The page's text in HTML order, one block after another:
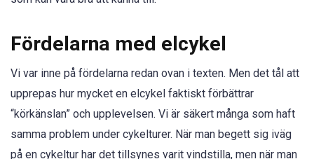
Fördelarna med elcykel
Vi var inne på fördelarna redan ovan i texten. Men det tål att
upprepas hur mycket en elcykel faktiskt förbättrar
“körkänslan” och upplevelsen. Vi är säkert många som haft
samma problem under cykelturer. När man begett sig iväg
på en cykeltur har det tillsynes varit vindstilla, men när man